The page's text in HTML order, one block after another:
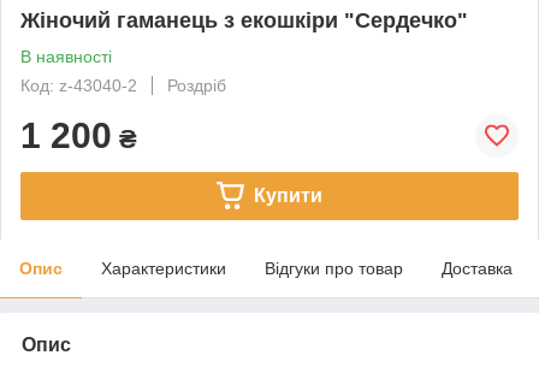
Жіночий гаманець з екошкіри "Сердечко"
В наявності
Код: z-43040-2
Роздріб
1 200 ₴
Купити
Опис Характеристики Відгуки про товар Доставка
Опис